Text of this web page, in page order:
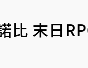
比 末日